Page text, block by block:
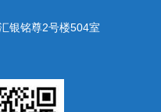
银铭尊2号楼504室